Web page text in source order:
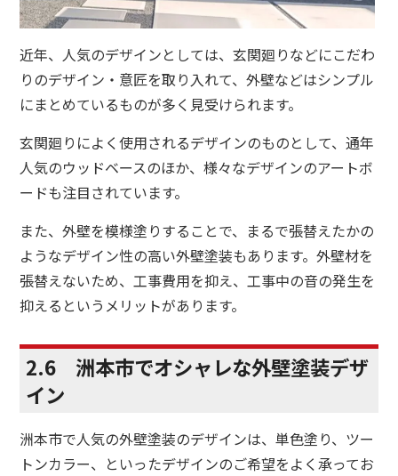
近年、人気のデザインとしては、玄関廻りなどにこだわ
りのデザイン・意匠を取り入れて、外壁などはシンプル
にまとめているものが多く見受けられます。
玄関廻りによく使用されるデザインのものとして、通年
人気のウッドベースのほか、様々なデザインのアートボ
ードも注目されています。
また、外壁を模様塗りすることで、まるで張替えたかの
ようなデザイン性の高い外壁塗装もあります。外壁材を
張替えないため、工事費用を抑え、工事中の音の発生を
抑えるというメリットがあります。
2.6 洲本市でオシャレな外壁塗装デザ
イン
洲本市で人気の外壁塗装のデザインは、単色塗り、ツー
トンカラー、といったデザインのご希望をよく承ってお